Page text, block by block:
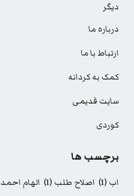
دیگر
درباره ما
ارتباط با ما
کمک به کردانه
سایت قدیمی
کوردی
برچسب ها
اب (1) اصلاح طلب (1) الهام احمد